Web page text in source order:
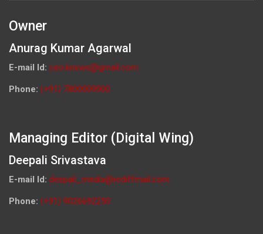
Owner
Anurag Kumar Agarwal
E-mail Id: ceo.knews@gmail.com
Phone: (+91) 7800009900
Managing Editor (Digital Wing)
Deepali Srivastava
E-mail Id: deepali_media@rediffmail.com
Phone: (+91) 9026692259